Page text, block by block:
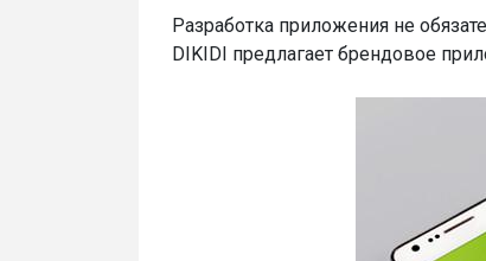
Разработка приложения не
DIKIDI предлагает брендовое